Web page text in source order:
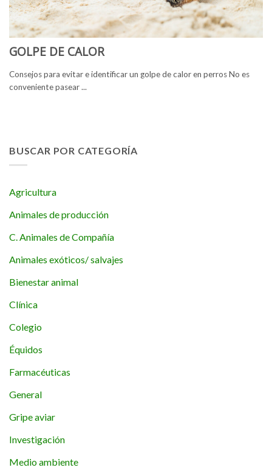
GOLPE DE CALOR
Consejos para evitar e identificar un golpe de calor en perros No es
conveniente pasear ...
BUSCAR POR CATEGORÍA
Agricultura
Animales de producción
C. Animales de Compañía
Animales exóticos/ salvajes
Bienestar animal
Clínica
Colegio
Équidos
Farmacéuticas
General
Gripe aviar
Investigación
Medio ambiente